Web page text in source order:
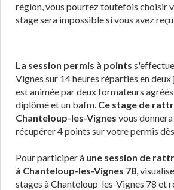
région, vous pourrez toutefois choisir
stage sera impossible si vous avez
La session permis à points
Vignes sur 14 heures réparties en
est animée par deux formateurs
diplômé et un bafm. Ce stage de
Chanteloup-les-Vignes vous
récupérer 4 points sur votre permis
Pour participer à une session de
à Chanteloup-les-Vignes 78,
stages à Chanteloup-les-Vignes 78 et